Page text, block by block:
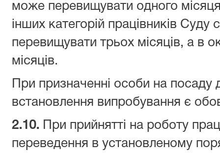
може перевищувати одного
інших категорій працівників
перевищувати трьох місяців, а в
місяців.
При призначенні особи на
встановлення випробування є
2.10. При прийнятті на роботу
переведення в установленому